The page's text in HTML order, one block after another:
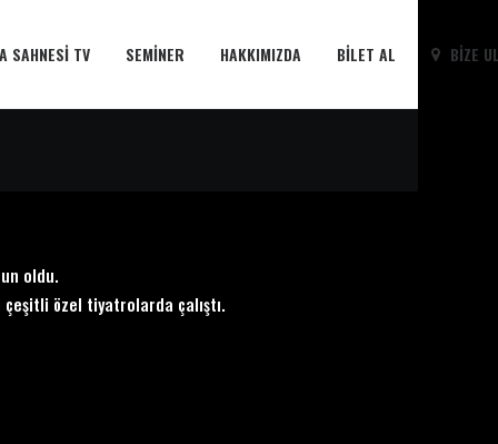
SAHNESI TV SEMINER HAKKIMIZDA BILET AL BIZE
oldu.
özel tiyatrolarda çalıştı.